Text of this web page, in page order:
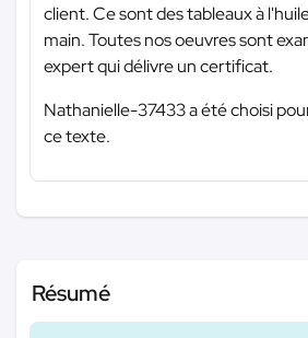
client. Ce sont des tableaux à
main. Toutes nos oeuvres sont
expert qui délivre un certificat.
Nathanielle-37433 a été choisi
ce texte.
Résumé